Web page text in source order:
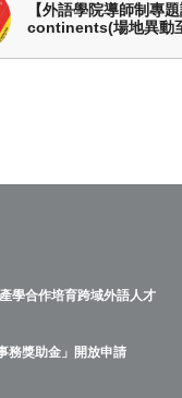
【外語學院導師制
continents(場地異動
學合作培育跨域外語人才
務獎助金」開放申請